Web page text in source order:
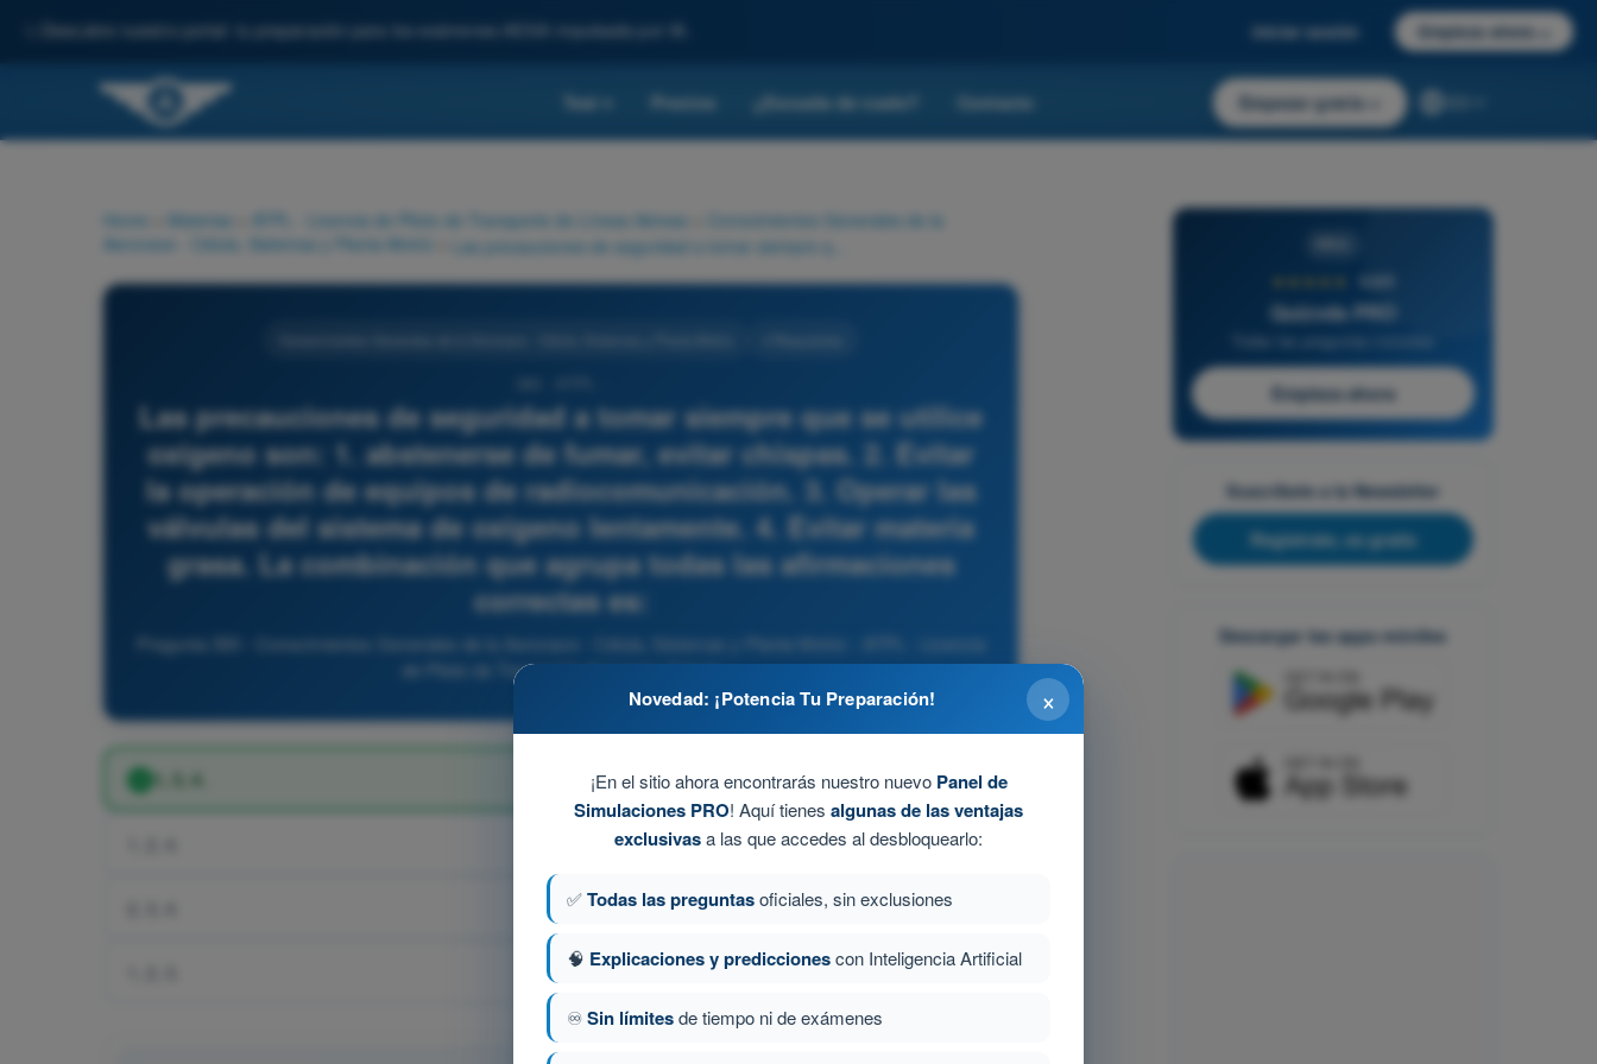
Descubre nuestro portal: tu preparación para los exámenes AESA impulsada por IA. Iniciar sesión Empieza ahora
Test Precios ¿Escuela de vuelo? Contacto Empezar gratis
Home Materias ATPL - Licencia de Piloto de Transporte de Líneas Aéreas
Conocimientos Generales de la
Aeronave - Célula, Sistemas y Planta Motriz
Las precauciones de seguridad a tomar siempre que se utilice
oxígeno son: 1. abstenerse de fumar, evitar chispas. 2. Evitar
la operación de equipos de radiocomunicación. 3. Operar las
válvulas del sistema de oxígeno lentamente. 4. Evitar materia
grasa. La combinación que agrupa todas las afirmaciones
correctas es:
Pregunta 393 - Conocimientos Generales de la Aeronave - Célula, Sistemas y Planta Motriz - ATPL - Licencia
de Piloto de Transporte de Líneas Aéreas
1, 3, 4.
4,6/5
Quizvds PRO
Empieza ahora
Suscríbete a la Newsletter
Regístrate, es gratis
Descargar las apps móviles
×
Novedad: ¡Potencia Tu Preparación!
¡En el sitio ahora encontrarás nuestro nuevo Panel de
Simulaciones PRO! Aquí tienes algunas de las ventajas
exclusivasa las que accedes al desbloquearlo:
✅Todas las preguntasoficiales, sin exclusiones
🧠 Explicaciones y prediccionescon Inteligencia Artificial
♾️Sin límitesde tiempo ni de exámenes